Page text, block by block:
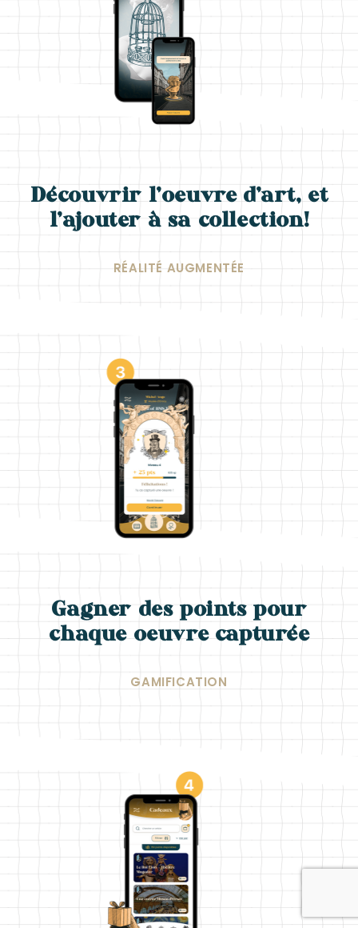
Découvrir l’oeuvre d’art, et
l’ajouter à sa collection!
RÉALITÉ AUGMENTÉE
Gagner des points pour
chaque oeuvre capturée
GAMIFICATION